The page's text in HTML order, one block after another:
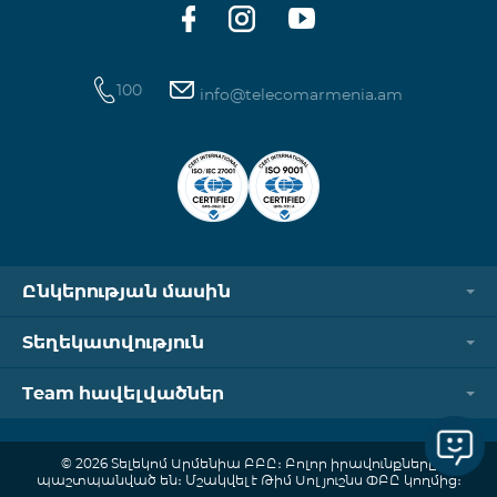
100 info@telecomarmenia.am
Ընկերության մասին
Տեղեկատվություն
Team հավելվածներ
© 2026 Տելեկոմ Արմենիա ԲԲԸ։ Բոլոր իրավունքները
պաշտպանված են։ Մշակվել է Թիմ Սոլյուշնս ՓԲԸ կողմից։